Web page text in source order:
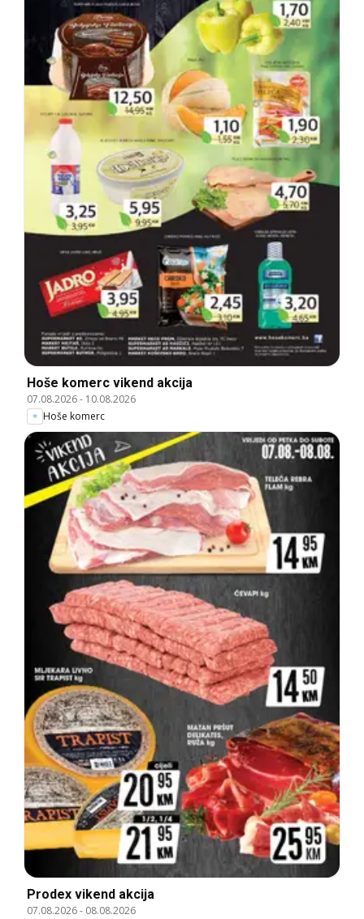
Hoše komerc vikend akcija
07.08.2026- 10.08.2026
Hoše komerc
Prodex vikend akcija
07.08.2026- 08.08.2026